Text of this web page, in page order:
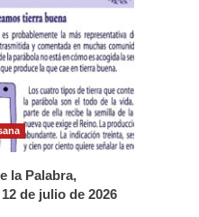
la Palabra,
de julio de 2026